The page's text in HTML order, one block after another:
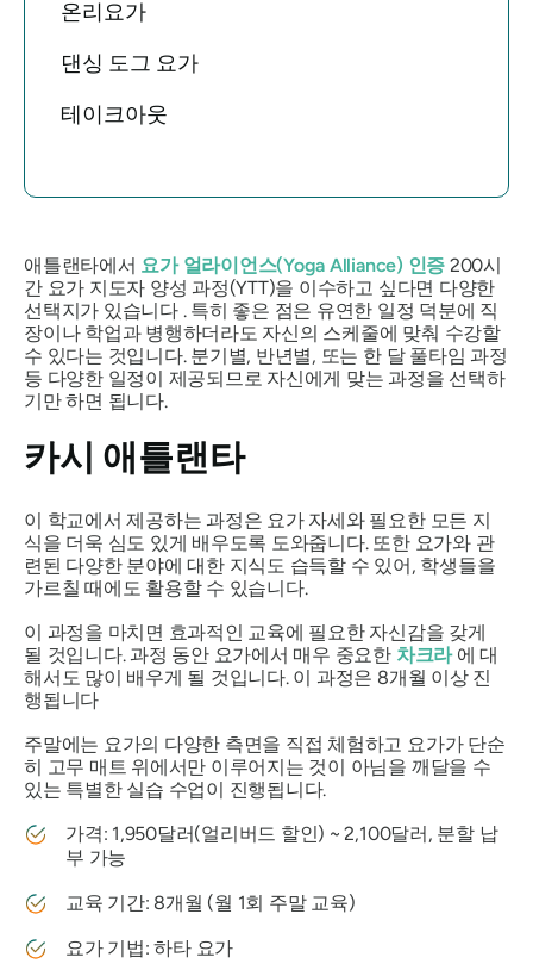
온리요가
댄싱 도그 요가
테이크아웃
애틀랜타에서 요가 얼라이언스(Yoga Alliance) 인증 200시
간 요가 지도자 양성 과정(YTT)을 이수하고 싶다면 다양한
선택지가 있습니다 . 특히 좋은 점은 유연한 일정 덕분에 직
장이나 학업과 병행하더라도 자신의 스케줄에 맞춰 수강할
수 있다는 것입니다. 분기별, 반년별, 또는 한 달 풀타임 과정
등 다양한 일정이 제공되므로 자신에게 맞는 과정을 선택하
기만 하면 됩니다.
카시 애틀랜타
이 학교에서 제공하는 과정은 요가 자세와 필요한 모든 지
식을 더욱 심도 있게 배우도록 도와줍니다. 또한 요가와 관
련된 다양한 분야에 대한 지식도 습득할 수 있어, 학생들을
가르칠 때에도 활용할 수 있습니다.
이 과정을 마치면 효과적인 교육에 필요한 자신감을 갖게
될 것입니다. 과정 동안 요가에서 매우 중요한 차크라에 대
해서도 많이 배우게 될 것입니다. 이 과정은 8개월 이상 진
행됩니다
주말에는 요가의 다양한 측면을 직접 체험하고 요가가 단순
히 고무 매트 위에서만 이루어지는 것이 아님을 깨달을 수
있는 특별한 실습 수업이 진행됩니다.
가격: 1,950달러(얼리버드 할인) ~ 2,100달러, 분할 납
부 가능
교육 기간: 8개월 (월 1회 주말 교육)
요가 기법: 하타 요가